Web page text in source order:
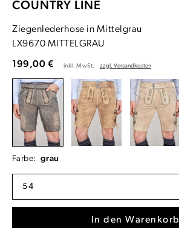
COUNTRY LINE
Ziegenlederhose in Mittelgrau
LX9670 MITTELGRAU
199,00 € inkl. MwSt. zzgl. Versandkosten
Farbe: grau
54
In den Warenkorb